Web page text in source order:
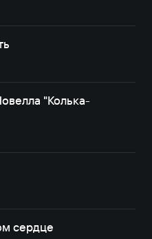
"Колька-
сердце